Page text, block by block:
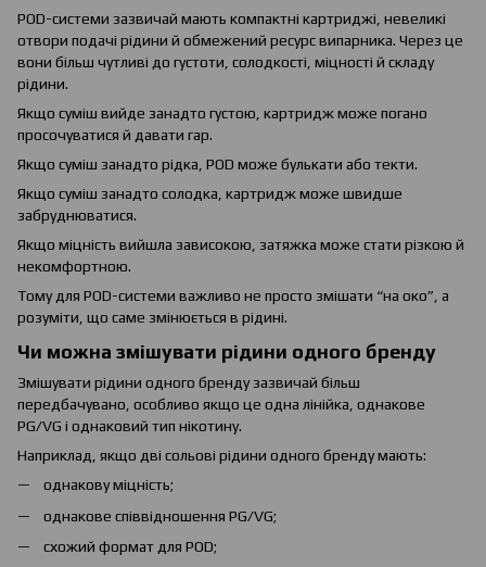
POD-системи зазвичай мають компактні картриджі, невеликі
отвори подачі рідини й обмежений ресурс випарника. Через це
вони більш чутливі до густоти, солодкості, міцності й складу
рідини.
Якщо суміш вийде занадто густою, картридж може погано
просочуватися й давати гар.
Якщо суміш занадто рідка, POD може булькати або текти.
Якщо суміш занадто солодка, картридж може швидше
забруднюватися.
Якщо міцність вийшла зависокою, затяжка може стати різкою й
некомфортною.
Тому для POD-системи важливо не просто змішати “на око”, а
розуміти, що саме змінюється в рідині.
Чи можна змішувати рідини одного бренду
Змішувати рідини одного бренду зазвичай більш
передбачувано, особливо якщо це одна лінійка, однакове
PG/VG і однаковий тип нікотину.
Наприклад, якщо дві сольові рідини одного бренду мають:
однакову міцність;
однакове співвідношення PG/VG;
схожий формат для POD;